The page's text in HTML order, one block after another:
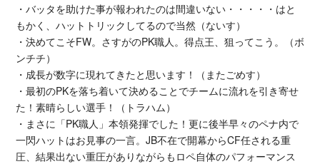
・バッタを助けた事が報われたのは間違いない・・・・・はと
もかく、ハットトリックしてるので当然（ないす）
・決めてこそFW。さすがのPK職人。得点王、狙ってこう。（ボ
ンチチ）
・成長が数字に現れてきたと思います！（またごめす）
・最初のPKを落ち着いて決めることでチームに流れを引き寄せ
た！素晴らしい選手！（トラハム）
・まさに「PK職人」本領発揮でした！更に後半早々のペナ内で
一閃ハットはお見事の一言。JB不在で開幕からCF任される重
圧、結果出ない重圧がありながらもロペ自体のパフォーマンス